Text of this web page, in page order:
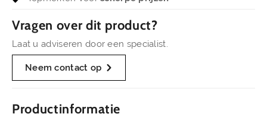
Vragen over dit product?
Laat u adviseren door een specialist.
Neem contact op
Productinformatie